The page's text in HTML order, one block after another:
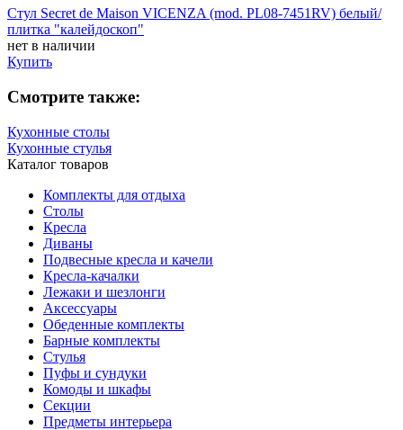
Стул Secret de Maison VICENZA (mod. PL08-7451RV) белый/
плитка "калейдоскоп"
нет в наличии
Купить
Смотрите также:
Кухонные столы
Кухонные стулья
Каталог товаров
Комплекты для отдыха
Столы
Кресла
Диваны
Подвесные кресла и качели
Кресла-качалки
Лежаки и шезлонги
Аксессуары
Обеденные комплекты
Барные комплекты
Стулья
Пуфы и сундуки
Комоды и шкафы
Секции
Предметы интерьера